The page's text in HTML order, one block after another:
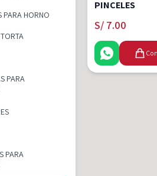
PARA HORNO
PARA
PARA
PINCELES
S/ 7.00